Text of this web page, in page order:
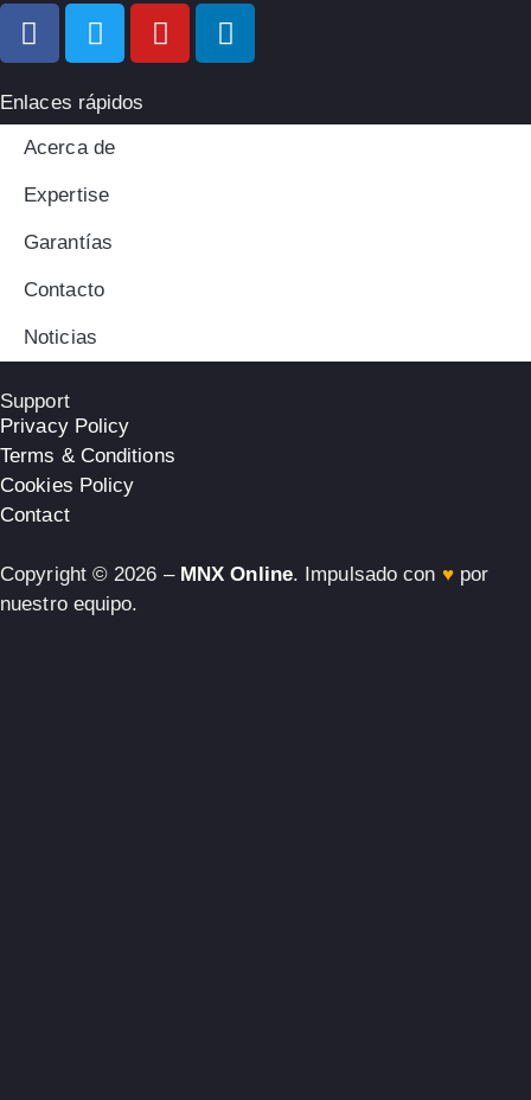
Enlaces rápidos
Acerca de
Expertise
Garantías
Contacto
Noticias
Support
Privacy Policy
Terms & Conditions
Cookies Policy
Contact
Copyright © 2026 – MNX Online. Impulsado con ♥por
nuestro equipo.